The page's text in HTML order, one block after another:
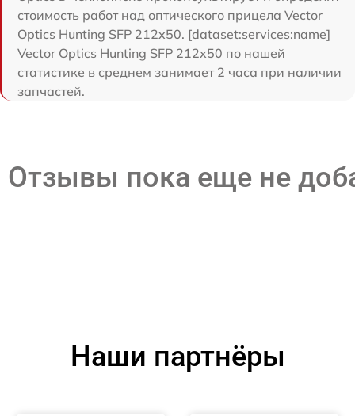
стоимость работ над оптического прицела Vector
Optics Hunting SFP 212x50. [dataset:services:name]
Vector Optics Hunting SFP 212x50 по нашей
статистике в среднем занимает 2 часа при наличии
запчастей.
Отзывы пока еще не
Наши партнёры